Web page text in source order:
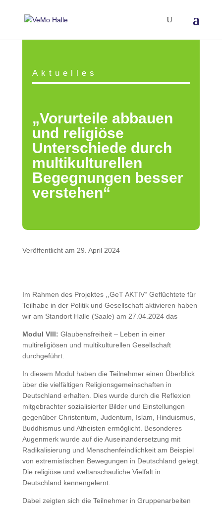
Aktuelles
„Vorurteile abbauen
und religiöse
Unterschiede durch
multikulturellen
Begegnungen besser
verstehen“
Veröffentlicht am 29. April 2024
Im Rahmen des Projektes ,,GeT AKTIV“ Geflüchtete für
Teilhabe in der Politik und Gesellschaft aktivieren haben
wir am Standort Halle (Saale) am 27.04.2024 das
Modul VIII: Glaubensfreiheit – Leben in einer
multireligiösen und multikulturellen Gesellschaft
durchgeführt.
In diesem Modul haben die Teilnehmer einen Überblick
über die vielfältigen Religionsgemeinschaften in
Deutschland erhalten. Dies wurde durch die Reflexion
mitgebrachter sozialisierter Bilder und Einstellungen
gegenüber Christentum, Judentum, Islam, Hinduismus,
Buddhismus und Atheisten ermöglicht. Besonderes
Augenmerk wurde auf die Auseinandersetzung mit
Radikalisierung und Menschenfeindlichkeit am Beispiel
von extremistischen Bewegungen in Deutschland gelegt.
Die religiöse und weltanschauliche Vielfalt in
Deutschland kennengelernt.
Dabei zeigten sich die Teilnehmer in Gruppenarbeiten